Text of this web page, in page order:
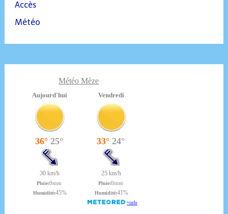
Accès
Météo
Météo Mèze